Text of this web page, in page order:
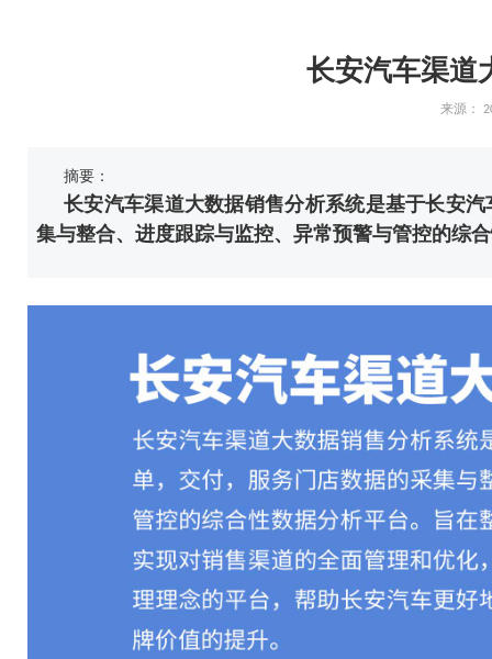
长安汽车渠道
来源：
摘要：
长安汽车渠道大数据销售分析系统是基于长安
集与整合、进度跟踪与监控、异常预警与管控的综